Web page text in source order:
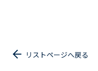
リストページへ戻る